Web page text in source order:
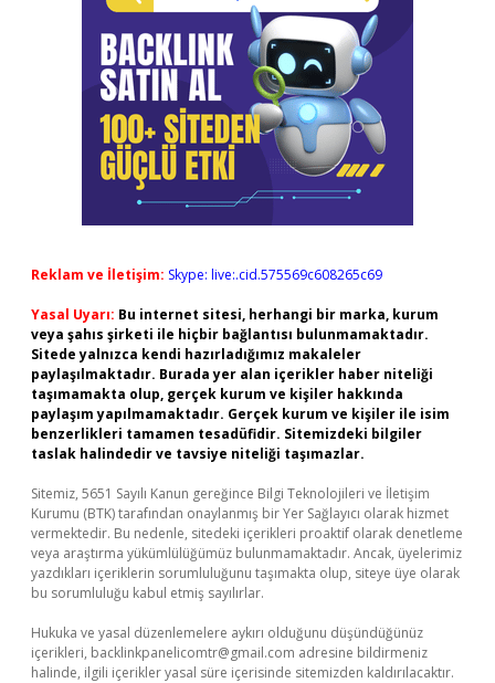
Reklam ve İletişim: Skype: live:.cid.575569c608265c69
Yasal Uyarı: Bu internet sitesi, herhangi bir marka, kurum
veya şahıs şirketi ile hiçbir bağlantısı bulunmamaktadır.
Sitede yalnızca kendi hazırladığımız makaleler
paylaşılmaktadır. Burada yer alan içerikler haber niteliği
taşımamakta olup, gerçek kurum ve kişiler hakkında
paylaşım yapılmamaktadır. Gerçek kurum ve kişiler ile isim
benzerlikleri tamamen tesadüfidir. Sitemizdeki bilgiler
taslak halindedir ve tavsiye niteliği taşımazlar.
Sitemiz, 5651 Sayılı Kanun gereğince Bilgi Teknolojileri ve İletişim
Kurumu (BTK) tarafından onaylanmış bir Yer Sağlayıcı olarak hizmet
vermektedir. Bu nedenle, sitedeki içerikleri proaktif olarak denetleme
veya araştırma yükümlülüğümüz bulunmamaktadır. Ancak, üyelerimiz
yazdıkları içeriklerin sorumluluğunu taşımakta olup, siteye üye olarak
bu sorumluluğu kabul etmiş sayılırlar.
Hukuka ve yasal düzenlemelere aykırı olduğunu düşündüğünüz
içerikleri, backlinkpanelicomtr@gmail.com adresine bildirmeniz
halinde, ilgili içerikler yasal süre içerisinde sitemizden kaldırılacaktır.